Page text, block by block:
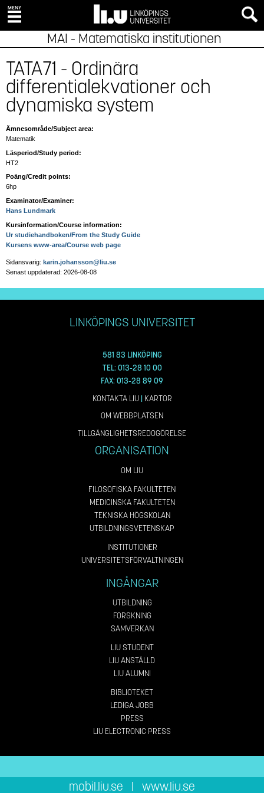
MAI - Matematiska institutionen
TATA71 - Ordinära
differentialekvationer och
dynamiska system
Ämnesområde/Subject area:
Matematik
Läsperiod/Study period:
HT2
Poäng/Credit points:
6hp
Examinator/Examiner:
Hans Lundmark
Kursinformation/Course information:
Ur studiehandboken/From the Study Guide
Kursens www-area/Course web page
Sidansvarig: karin.johansson@liu.se
Senast uppdaterad: 2026-08-08
LINKÖPINGS UNIVERSITET
581 83 LINKÖPING
TEL: 013-28 10 00
FAX: 013-28 89 09
KONTAKTA LIU| KARTOR
OM WEBBPLATSEN
TILLGÄNGLIGHETSREDOGÖRELSE
ORGANISATION
OM LIU
FILOSOFISKA FAKULTETEN
MEDICINSKA FAKULTETEN
TEKNISKA HÖGSKOLAN
UTBILDNINGSVETENSKAP
INSTITUTIONER
UNIVERSITETSFÖRVALTNINGEN
INGÅNGAR
UTBILDNING
FORSKNING
SAMVERKAN
LIU STUDENT
LIU ANSTÄLLD
LIU ALUMNI
BIBLIOTEKET
LEDIGA JOBB
PRESS
LIU ELECTRONIC PRESS
mobil.liu.se www.liu.se